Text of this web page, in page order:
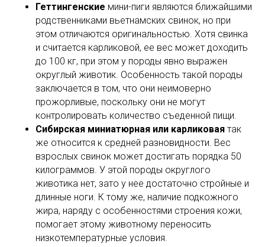
Геттингенские мини-пиги являются ближайшими
родственниками вьетнамских свинок, но при
этом отличаются оригинальностью. Хотя свинка
и считается карликовой, ее вес может доходить
до 100 кг, при этом у породы явно выражен
округлый животик. Особенность такой породы
заключается в том, что они неимоверно
прожорливые, поскольку они не могут
контролировать количество съеденной пищи.
Сибирская миниатюрная или карликовая так
же относится к средней разновидности. Вес
взрослых свинок может достигать порядка 50
килограммов. У этой породы округлого
животика нет, зато у нее достаточно стройные и
длинные ноги. К тому же, наличие подкожного
жира, наряду с особенностями строения кожи,
помогает этому животному переносить
низкотемпературные условия.